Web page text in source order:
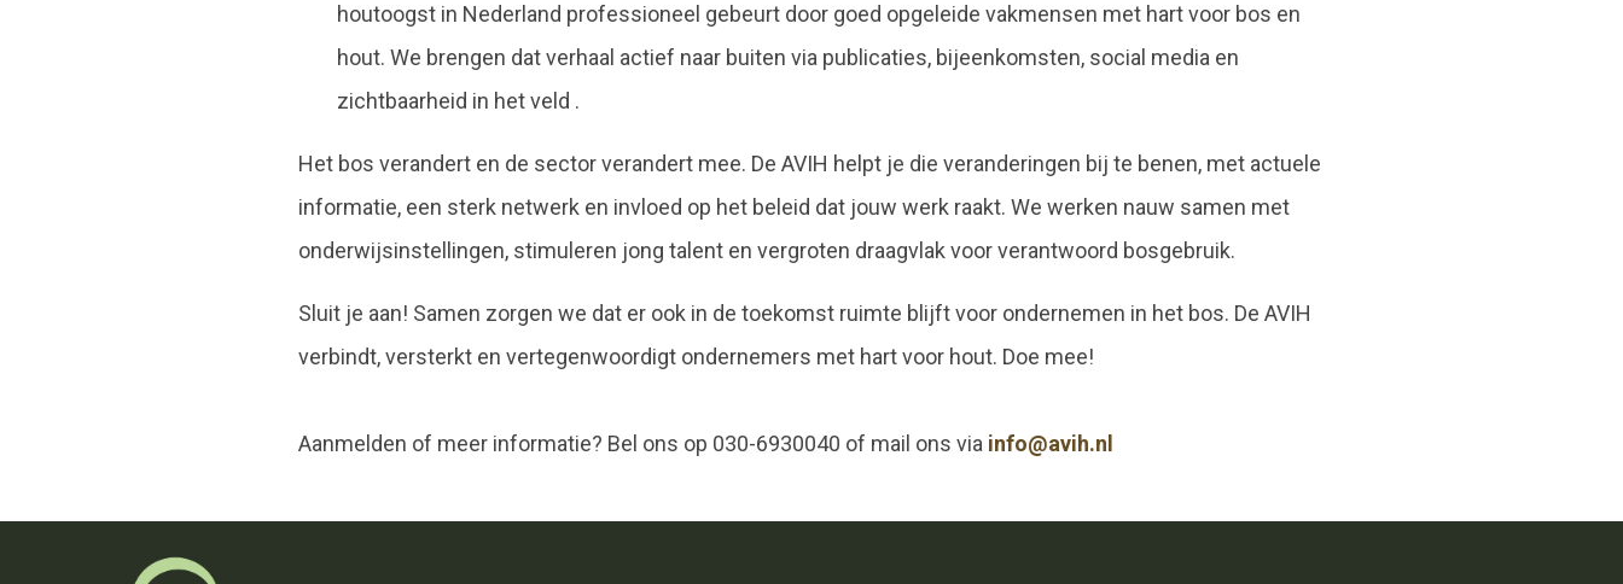
houtoogst in Nederland professioneel gebeurt door goed opgeleide vakmensen met hart voor bos en
hout. We brengen dat verhaal actief naar buiten via publicaties, bijeenkomsten, social media en
zichtbaarheid in het veld .
Het bos verandert en de sector verandert mee. De AVIH helpt je die veranderingen bij te benen, met actuele
informatie, een sterk netwerk en invloed op het beleid dat jouw werk raakt. We werken nauw samen met
onderwijsinstellingen, stimuleren jong talent en vergroten draagvlak voor verantwoord bosgebruik.
Sluit je aan! Samen zorgen we dat er ook in de toekomst ruimte blijft voor ondernemen in het bos. De AVIH
verbindt, versterkt en vertegenwoordigt ondernemers met hart voor hout. Doe mee!
Aanmelden of meer informatie? Bel ons op 030-6930040 of mail ons via info@avih.nl